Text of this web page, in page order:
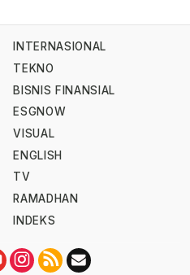
INTERNASIONAL
TEKNO
BISNIS FINANSIAL
ESGNOW
VISUAL
ENGLISH
TV
RAMADHAN
INDEKS